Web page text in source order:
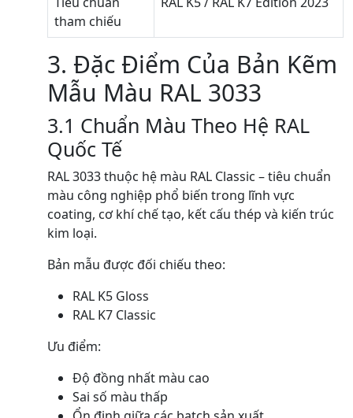
tham chiếu
3. Đặc Điểm Của Bản Kẽm
Mẫu Màu RAL 3033
3.1 Chuẩn Màu Theo Hệ RAL
Quốc Tế
RAL 3033 thuộc hệ màu RAL Classic – tiêu chuẩn
màu công nghiệp phổ biến trong lĩnh vực
coating, cơ khí chế tạo, kết cấu thép và kiến trúc
kim loại.
Bản mẫu được đối chiếu theo:
RAL K5 Gloss
RAL K7 Classic
Ưu điểm:
Độ đồng nhất màu cao
Sai số màu thấp